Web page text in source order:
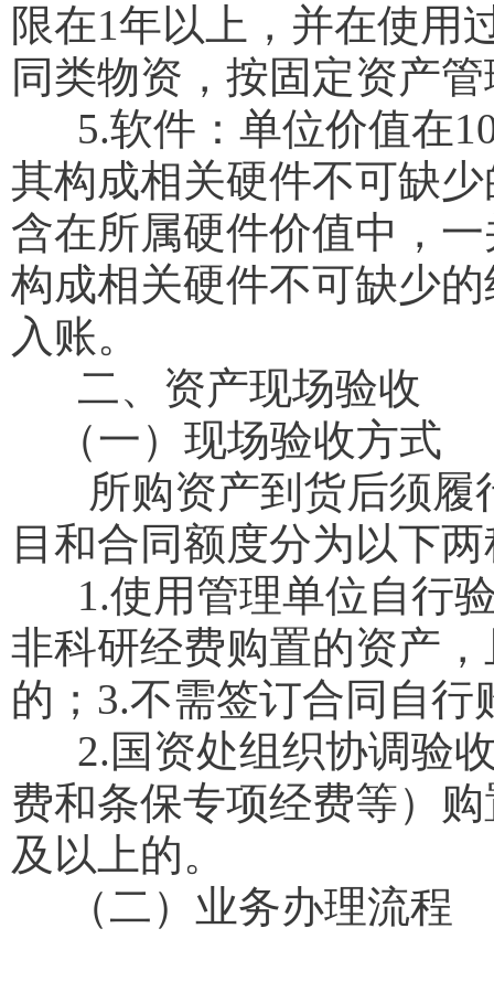
限在1年以上，并在使用
同类物资，按固定资产
5.软件：单位价值在
其构成相关硬件不可缺
含在所属硬件价值中，
构成相关硬件不可缺少
入账。
二、资产现场验收
（一）现场验收方式
所购资产到货后须履
目和合同额度分为以下
1.使用管理单位自行验
非科研经费购置的资产
的；3.不需签订合同自行
2.国资处组织协调验
费和条保专项经费等）
及以上的。
（二）业务办理流程